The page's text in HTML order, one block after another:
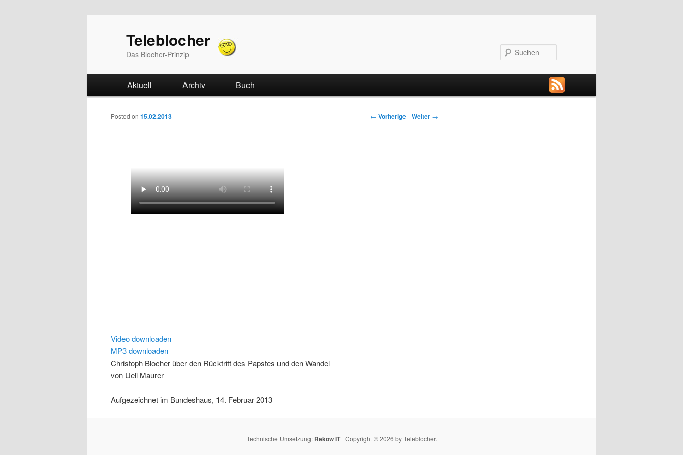
Teleblocher
Das Blocher-Prinzip
Zum Inhalt wechseln
Zum sekundären Inhalt wechseln
Aktuell Archiv Buch
Beitrags-Navigation ← Vorherige Weiter →
Video downloaden
MP3 downloaden
Christoph Blocher über den Rücktritt des Papstes und den Wandel
von Ueli Maurer
Aufgezeichnet im Bundeshaus, 14. Februar 2013
Posted on 15.02.2013
Technische Umsetzung: Rekow IT| Copyright © 2026 by Teleblocher.